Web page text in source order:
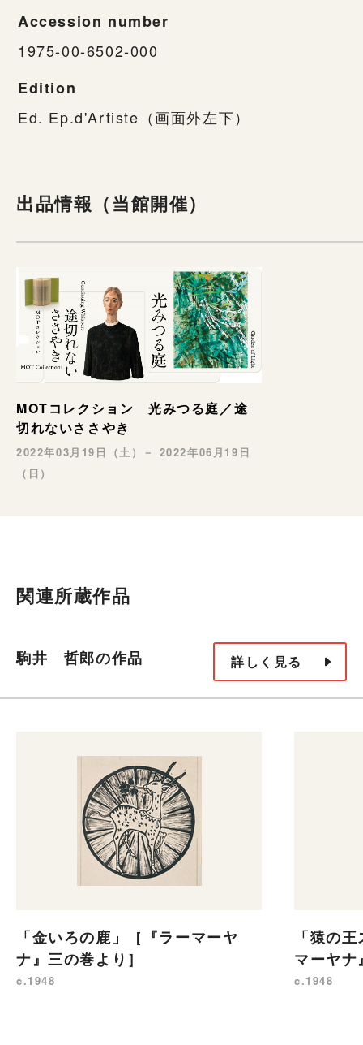
Accession number
1975-00-6502-000
Edition
Ed. Ep.d'Artiste（画面外左下）
出品情報（当館開催）
MOTコレクション 光みつる庭／途
切れないささやき
2022年03月19日（土）－ 2022年06月19日
（日）
関連所蔵作品
駒井 哲郎の作品 詳しく見る
「金いろの鹿」［『ラーマーヤ
ナ』三の巻より］
c.1948
「猿の
マーヤ
c.1948